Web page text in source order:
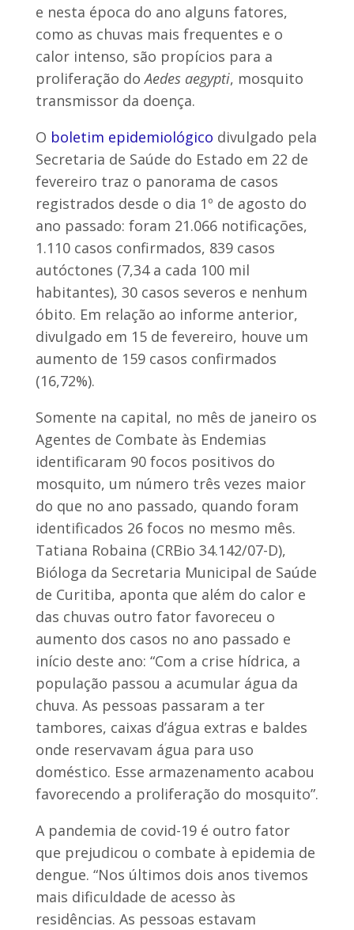
e nesta época do ano alguns fatores,
como as chuvas mais frequentes e o
calor intenso, são propícios para a
proliferação doAedes aegypti, mosquito
transmissor da doença.
O boletim epidemiológico divulgado pela
Secretaria de Saúde do Estado em 22 de
fevereiro traz o panorama de casos
registrados desde o dia 1º de agosto do
ano passado: foram 21.066 notificações,
1.110 casos confirmados, 839 casos
autóctones (7,34 a cada 100 mil
habitantes), 30 casos severos e nenhum
óbito. Em relação ao informe anterior,
divulgado em 15 de fevereiro, houve um
aumento de 159 casos confirmados
(16,72%).
Somente na capital, no mês de janeiro os
Agentes de Combate às Endemias
identificaram 90 focos positivos do
mosquito, um número três vezes maior
do que no ano passado, quando foram
identificados 26 focos no mesmo mês.
Tatiana Robaina (CRBio 34.142/07-D),
Bióloga da Secretaria Municipal de Saúde
de Curitiba, aponta que além do calor e
das chuvas outro fator favoreceu o
aumento dos casos no ano passado e
início deste ano: “Com a crise hídrica, a
população passou a acumular água da
chuva. As pessoas passaram a ter
tambores, caixas d’água extras e baldes
onde reservavam água para uso
doméstico. Esse armazenamento acabou
favorecendo a proliferação do mosquito”.
A pandemia de covid-19 é outro fator
que prejudicou o combate à epidemia de
dengue. “Nos últimos dois anos tivemos
mais dificuldade de acesso às
residências. As pessoas estavam